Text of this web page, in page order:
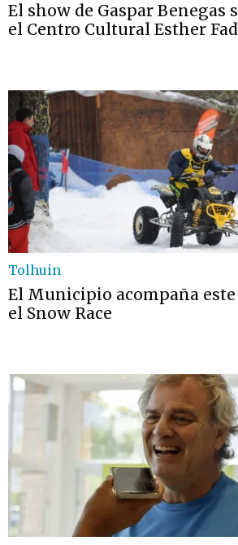
El show de Gaspar Benegas
el Centro Cultural Esther
Tolhuin
El Municipio acompaña
el Snow Race